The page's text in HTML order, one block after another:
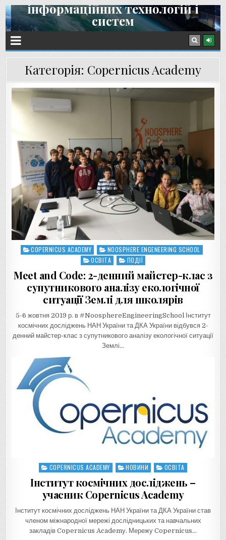
Skip
to
content
інформаційних технологій і
систем
Інститут космічних досліджень НАН України та ДКА України
Категорія: Copernicus Academy
Posted
COPERNICUS ACADEMY
NOOSPHERE ENGENEERING SCHOOL
ОСВІТА
ПОДІЇ
Meet and Code: 2-денний майстер-клас з
супутникового аналізу екологічної
ситуації Землі для школярів
5-6 жовтня 2019 р. в #NoosphereEngineeringSchool Інститут
космічних досліджень НАН України та ДКА України відбувся 2-
денний майстер-клас з супутникового аналізу екологічної ситуації
Землі…
Posted
COPERNICUS ACADEMY НОВИНИ ОСВІТА
Інститут космічних досліджень –
учасник Copernicus Academy
Інститут космічних досліджень НАН України та ДКА України став
членом міжнародної мережі дослідницьких та навчальних
закладів Copernicus Academу. Мережу Copernicus…